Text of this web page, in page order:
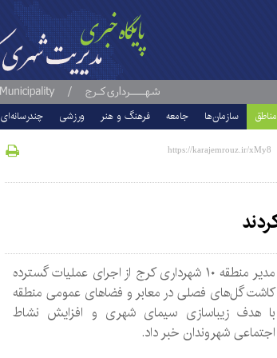
مناطق سازمان‌ها جامعه فرهنگ و هنر ورزشی چندرسانه‌ای
مدیر منطقه ۱۰ شهرداری کرج از اجرای عملیات گسترده
کاشت گل‌های فصلی در معابر و فضاهای عمومی منطقه
با هدف زیباسازی سیمای شهری و افزایش نشاط
اجتماعی شهروندان خبر داد.